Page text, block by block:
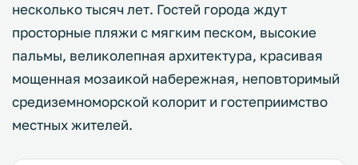
несколько тысяч лет. Гостей города ждут
просторные пляжи с мягким песком, высокие
пальмы, великолепная архитектура, красивая
мощенная мозаикой набережная, неповторимый
средиземноморской колорит и гостеприимство
местных жителей.